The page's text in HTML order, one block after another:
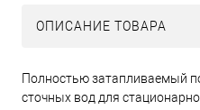
ОПИСАНИЕ ТОВАРА
Полностью затапливаемый
сточных вод для